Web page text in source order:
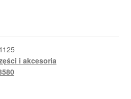
i akcesoria